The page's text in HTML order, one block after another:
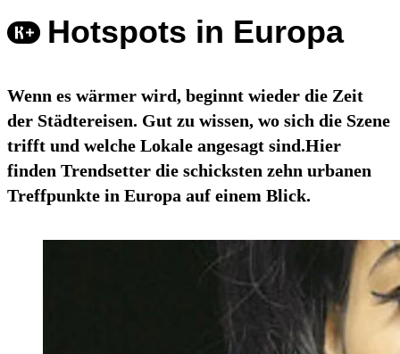
Hotspots in Europa
Wenn es wärmer wird, beginnt wieder die Zeit
der Städtereisen. Gut zu wissen, wo sich die Szene
trifft und welche Lokale angesagt sind.Hier
finden Trendsetter die schicksten zehn urbanen
Treffpunkte in Europa auf einem Blick.